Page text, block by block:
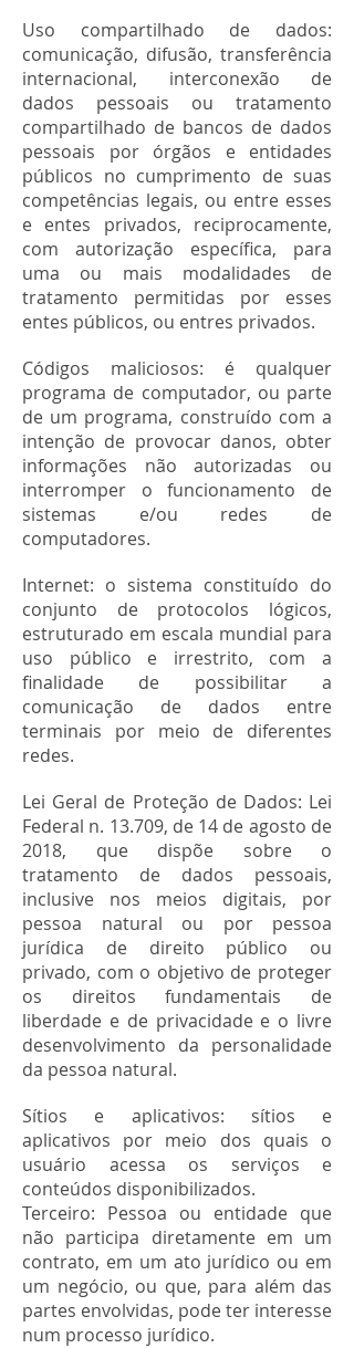
Uso compartilhado de dados:
comunicação, difusão, transferência
internacional, interconexão de
dados pessoais ou tratamento
compartilhado de bancos de dados
pessoais por órgãos e entidades
públicos no cumprimento de suas
competências legais, ou entre esses
e entes privados, reciprocamente,
com autorização específica, para
uma ou mais modalidades de
tratamento permitidas por esses
entes públicos, ou entres privados.
Códigos maliciosos: é qualquer
programa de computador, ou parte
de um programa, construído com a
intenção de provocar danos, obter
informações não autorizadas ou
interromper o funcionamento de
sistemas e/ou redes de
computadores.
Internet: o sistema constituído do
conjunto de protocolos lógicos,
estruturado em escala mundial para
uso público e irrestrito, com a
finalidade de possibilitar a
comunicação de dados entre
terminais por meio de diferentes
redes.
Lei Geral de Proteção de Dados: Lei
Federal n. 13.709, de 14 de agosto de
2018, que dispõe sobre o
tratamento de dados pessoais,
inclusive nos meios digitais, por
pessoa natural ou por pessoa
jurídica de direito público ou
privado, com o objetivo de proteger
os direitos fundamentais de
liberdade e de privacidade e o livre
desenvolvimento da personalidade
da pessoa natural.
Sítios e aplicativos: sítios e
aplicativos por meio dos quais o
usuário acessa os serviços e
conteúdos disponibilizados.
Terceiro: Pessoa ou entidade que
não participa diretamente em um
contrato, em um ato jurídico ou em
um negócio, ou que, para além das
partes envolvidas, pode ter interesse
num processo jurídico.